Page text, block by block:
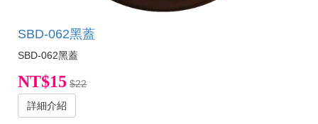
SBD-062黑蓋
SBD-062黑蓋
NT$15 $22
詳細介紹